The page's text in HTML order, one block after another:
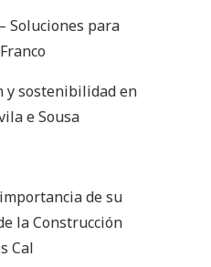
Soluciones para
y sostenibilidad en
e Sousa
de su
la Construcción
Cal